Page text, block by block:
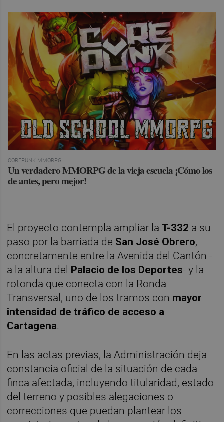
COREPUNK MMORPG
Un verdadero MMORPG de la vieja escuela ¡Cómo los
de antes, pero mejor!
El proyecto contempla ampliar laT-332 a su
paso por la barriada de San José Obrero,
concretamente entre la Avenida del Cantón -
a la altura del Palacio de los Deportes- y la
rotonda que conecta con la Ronda
Transversal, uno de los tramos con mayor
intensidad de tráfico de acceso a
Cartagena.
En las actas previas, la Administración deja
constancia oficial de la situación de cada
finca afectada, incluyendo titularidad, estado
del terreno y posibles alegaciones o
correcciones que puedan plantear los